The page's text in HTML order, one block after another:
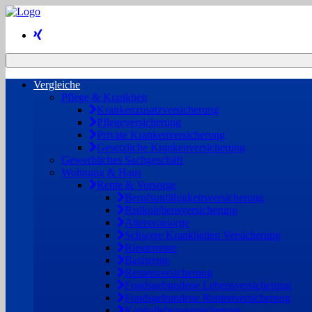
Vergleiche
Pflege & Krankheit
Krankenzusatzversicherung
Pflegeversicherung
Private Krankenversicherung
Gesetzliche Krankenversicherung
Gewerbliches Sachgeschäft
Wohnung & Haus
Rente & Vorsorge
Berufs­unfähigkeitsversicherung
Risikolebensversicherung
Altersvorsorge
Schwere Krankheiten Versicherung
Riesterrente
Basisrente
Rentenversicherung
Fondsgebundene Lebensversicherung
Fondsgebundene Rentenversicherung